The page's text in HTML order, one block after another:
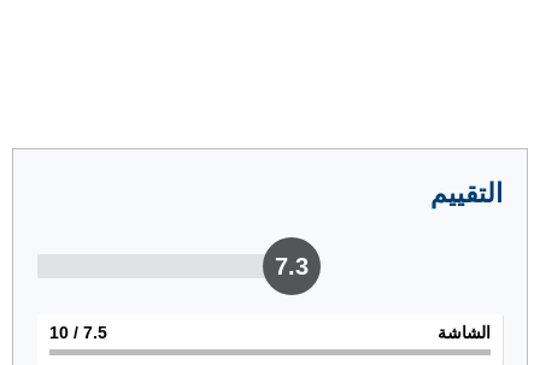
التقييم
7.3
الشاشة 7.5
/ 10